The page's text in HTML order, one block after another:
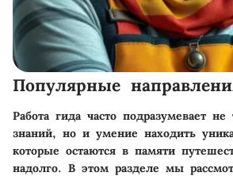
Популярные
Работа гида часто подразумевает не
знаний, но и умение находить
которые остаются в памяти
надолго. В этом разделе мы